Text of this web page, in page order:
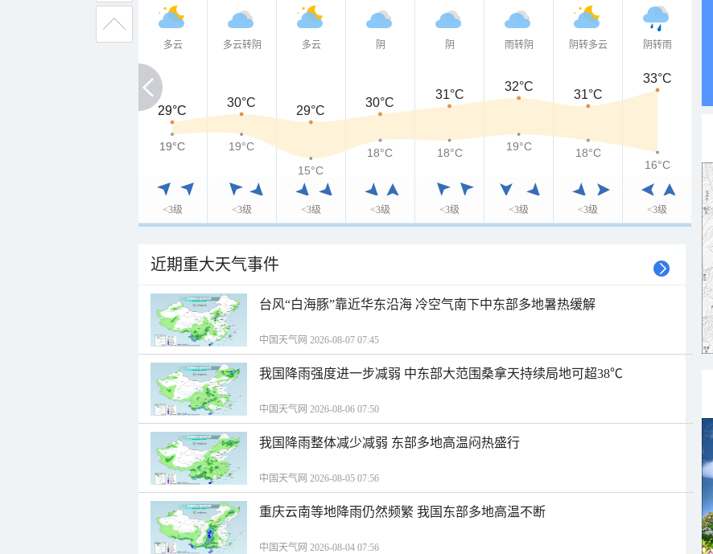
多云
<3级
多云转阴
<3级
多云
<3级
阴
<3级
阴
<3级
雨转阴
<3级
阴转多云
<3级
阴转雨
<3级
29°C
29°C
30°C
29°C
30°C
31°C
32°C
31°C
33°C
19°C
19°C
19°C
15°C
18°C 18°C 19°C
18°C
16°C
近期重大天气事件
台风“白海豚”靠近华东沿海 冷空气南下中东部多地暑热缓解
中国天气网 2026-08-07 07:45
我国降雨强度进一步减弱 中东部大范围桑拿天持续局地可超38℃
中国天气网 2026-08-06 07:50
我国降雨整体减少减弱 东部多地高温闷热盛行
中国天气网 2026-08-05 07:56
重庆云南等地降雨仍然频繁 我国东部多地高温不断
中国天气网 2026-08-04 07:56